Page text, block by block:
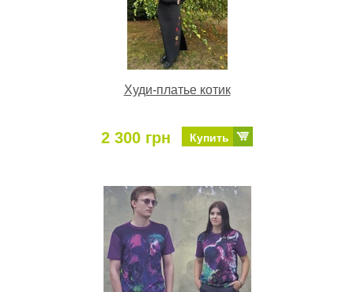
Худи-платье котик
2 300 грн Купить